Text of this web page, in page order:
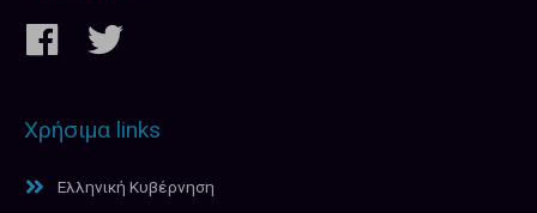
Χρήσιμα links
Ελληνική Κυβέρνηση